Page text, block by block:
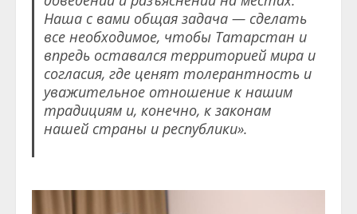
Наша с вами общая задача — сделать
все необходимое, чтобы Татарстан и
впредь оставался территорией мира и
согласия, где ценят толерантность и
уважительное отношение к нашим
традициям и, конечно, к законам
нашей страны и республики».